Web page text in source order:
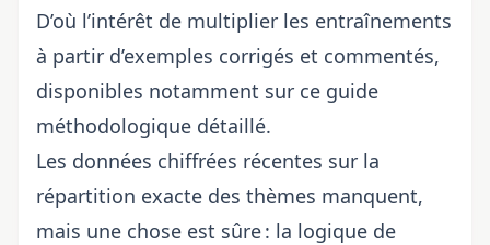
D’où l’intérêt de multiplier les entraînements
à partir d’exemples corrigés et commentés,
disponibles notamment sur ce guide
méthodologique détaillé.
Les données chiffrées récentes sur la
répartition exacte des thèmes manquent,
mais une chose est sûre : la logique de